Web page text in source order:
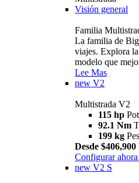
Visión general
Familia
La familia de
viajes. Explora
modelo que
Lee Mas
new V2
Multistrada V2
115 hp
92.1 Nm
199 kg
Desde
Configurar ahora
new V2 S